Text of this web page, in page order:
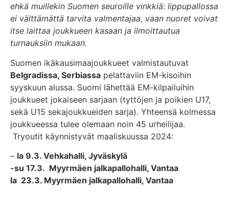
ehkä muillekin Suomen seuroille vinkkiä: lippupallossa
ei välttämättä tarvita valmentajaa, vaan nuoret voivat
itse laittaa joukkueen kasaan ja ilmoittautua
turnauksiin mukaan.
Suomen ikäkausimaajoukkueet valmistautuvat
Belgradissa, Serbiassa pelattaviin EM-kisoihin
syyskuun alussa. Suomi lähettää EM-kilpailuihin
joukkueet jokaiseen sarjaan (tyttöjen ja poikien U17,
sekä U15 sekajoukkueiden sarja). Yhteensä kolmessa
joukkueessa tulee olemaan noin 45 urheilijaa.
Tryoutit käynnistyvät maaliskuussa 2024:
– la 9.3. Vehkahalli, Jyväskylä
-su 17.3. Myyrmäen jalkapallohalli, Vantaa
la 23.3. Myyrmäen jalkapallohalli, Vantaa